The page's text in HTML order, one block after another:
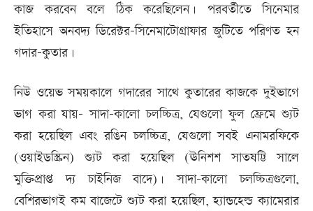
কাজ করবেন বলে ঠিক করেছিলেন। পরবর্তীতে সিনেমার
ইতিহাসে অনবদ্য ডিরেক্টর-সিনেমাটোগ্রাফার জুটিতে পরিণত হন
গদার-কুতার।
নিউ ওয়েভ সময়কালে গদারের সাথে কুতারের কাজকে দুইভাগে
ভাগ করা যায়- সাদা-কালো চলচ্চিত্র, যেগুলো ফুল ফ্রেমে শ্যুট
করা হয়েছিল এবং রঙিন চলচ্চিত্র, যেগুলো সবই এনামরফিকে
(ওয়াইডস্ক্রিন) শ্যুট করা হয়েছিল (ঊনিশশ সাতষট্টি সালে
মুক্তিপ্রাপ্ত দ্য চাইনিজ বাদে)। সাদা-কালো চলচ্চিত্রগুলো,
বেশিরভাগই কম বাজেটে শ্যুট করা হয়েছিল, হ্যান্ডহেল্ড ক্যামেরার